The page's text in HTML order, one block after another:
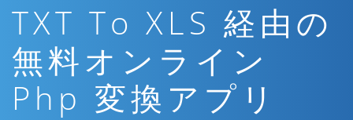
TXT To XLS 経由の
無料オンライン
Php 変換アプリ